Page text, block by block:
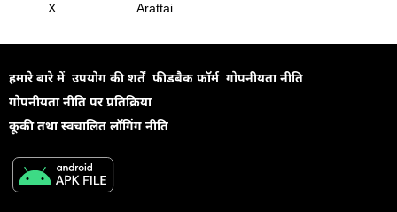
X Arattai
हमारे बारे में उपयोग की शर्तें फीडबैक फॉर्म गोपनीयता नीति
गोपनीयता नीति पर प्रतिक्रिया
कूकी तथा स्वचालित लॉगिंग नीति